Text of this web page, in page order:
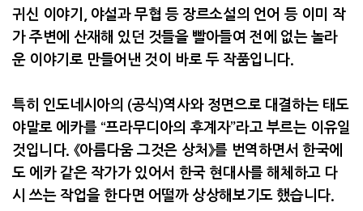
귀신 이야기
야설과 무협 등 장르소설의 언어 등 이미 작
가 주변에 산재해 있던 것들을 빨아들여 전에 없는 놀라
운 이야기로 만들어낸 것이 바로 두 작품입니다.
특히 인도네시아의 (공식)역사와 정면으로 대결하는 태도
야말로 에카를 “프라무디아의 후계자”라고 부르는 이유일
것입니다. 《아름다움 그것은 상처》를 번역하면서 한국에
도 에카 같은 작가가 있어서 한국 현대사를 해체하고 다
시 쓰는 작업을 한다면 어떨까 상상해보기도 했습니다.